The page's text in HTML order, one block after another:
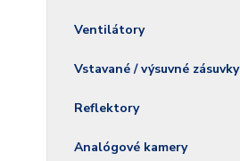
Ventilátory
Vstavané / výsuvné zásuvky
Reflektory
Analógové kamery